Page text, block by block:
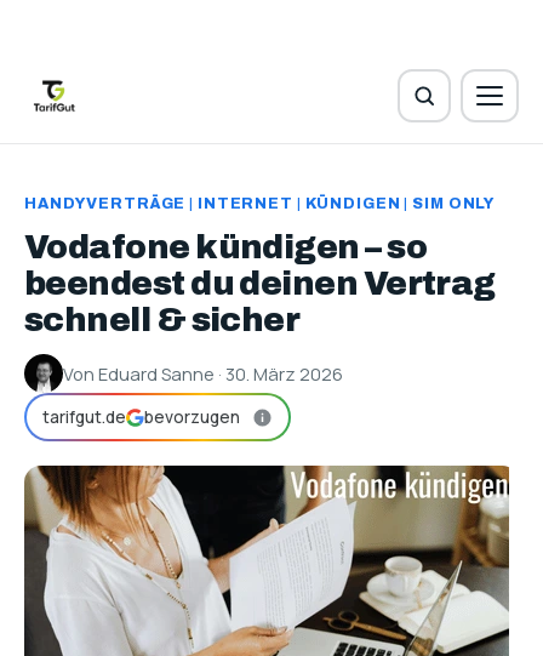
HANDYVERTRÄGE INTERNET KÜNDIGEN SIM ONLY
Vodafone kündigen – so
beendest du deinen Vertrag
schnell & sicher
Von Eduard Sanne · 30. März 2026
tarifgut.de bevorzugen